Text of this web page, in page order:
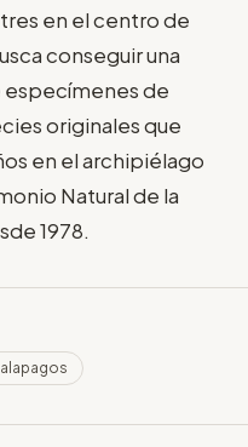
en el centro de
conseguir una
de
originales que
en el archipiélago
Natural de la
1978.